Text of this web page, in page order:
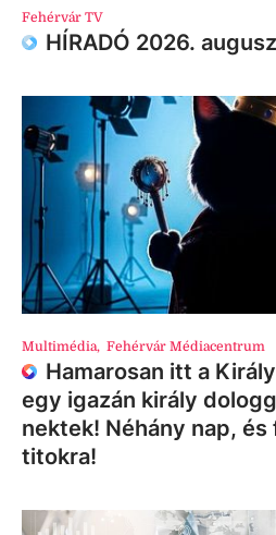
Fehérvár TV
HÍRADÓ 2026.
Multimédia, Fehérvár Médiacentrum
Hamarosan itt a
egy igazán király
nektek! Néhány nap,
titokra!